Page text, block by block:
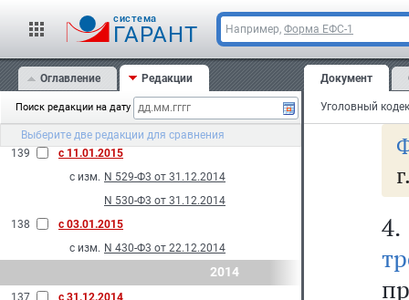
cистема
ГАРАНТ Например, Форма ЕФС-1
Оглавление Редакции
Поиск редакции на дату
Выберите две редакции для сравнения
N 40-Ф3 от 08.03.2015
N 45-Ф3 от 08.03.2015
141
с 15.02.2015
с изм.
N 7-Ф3 от 03.02.2015
140
с 23.01.2015
с изм. N 532-Ф3 от 31.12.2014
139
с 11.01.2015
с изм. N 529-Ф3 от 31.12.2014
N 530-Ф3 от 31.12.2014
138
с 03.01.2015
с изм. N 430-Ф3 от 22.12.2014
2014
137
с 31.12.2014
Документ